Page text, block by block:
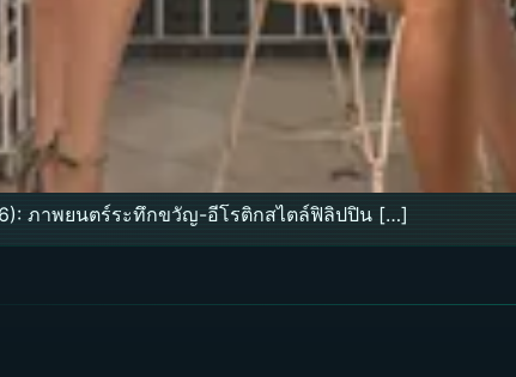
ภาพยนตร์ระทึกขวัญ-อีโรติกสไตล์ฟิลิปปิน […]